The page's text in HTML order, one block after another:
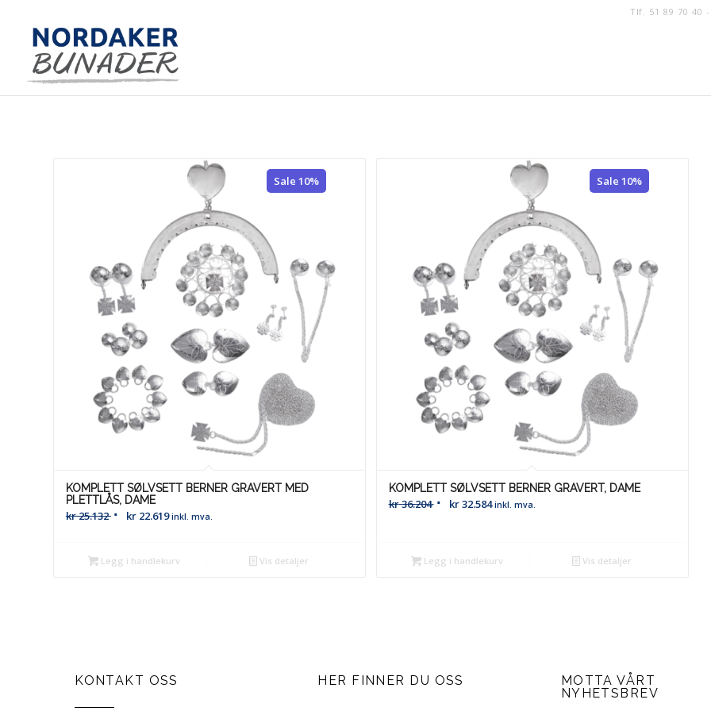
Tlf. 51 89 70 40
Sale 10%
KOMPLETT SØLVSETT BERNER GRAVERT MED
PLETTLÅS, DAME
kr25.132 kr 22.619 inkl. mva.
Legg i handlekurv Vis detaljer
Sale 10%
KOMPLETT SØLVSETT BERNER GRAVERT, DAME
kr36.204 kr32.584 inkl. mva.
Legg i handlekurv Vis detaljer
KONTAKT OSS HER FINNER DU OSS
MOTTA VÅRT
NYHETSBREV